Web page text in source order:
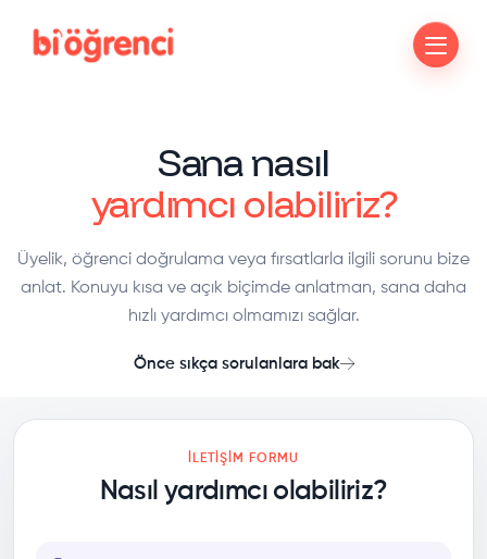
Sana nasıl
yardımcı olabiliriz?
Üyelik, öğrenci doğrulama veya fırsatlarla ilgili sorunu bize
anlat. Konuyu kısa ve açık biçimde anlatman, sana daha
hızlı yardımcı olmamızı sağlar.
Önce sıkça sorulanlara bak
İLETIŞIM FORMU
Nasıl yardımcı olabiliriz?